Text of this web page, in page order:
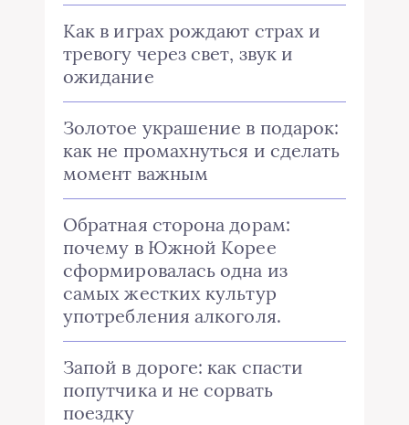
Как в играх рождают страх и
тревогу через свет, звук и
ожидание
Золотое украшение в подарок:
как не промахнуться и сделать
момент важным
Обратная сторона дорам:
почему в Южной Корее
сформировалась одна из
самых жестких культур
употребления алкоголя.
Запой в дороге: как спасти
попутчика и не сорвать
поездку